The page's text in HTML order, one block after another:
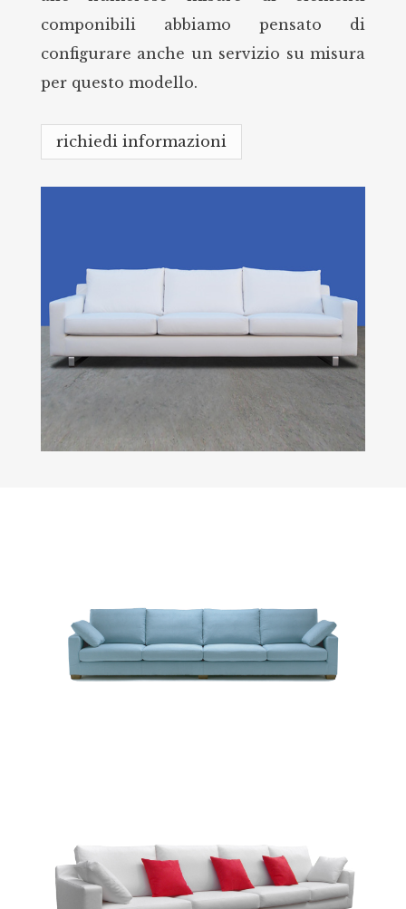
componibili abbiamo pensato di
configurare anche un servizio su misura
per questo modello.
richiedi informazioni